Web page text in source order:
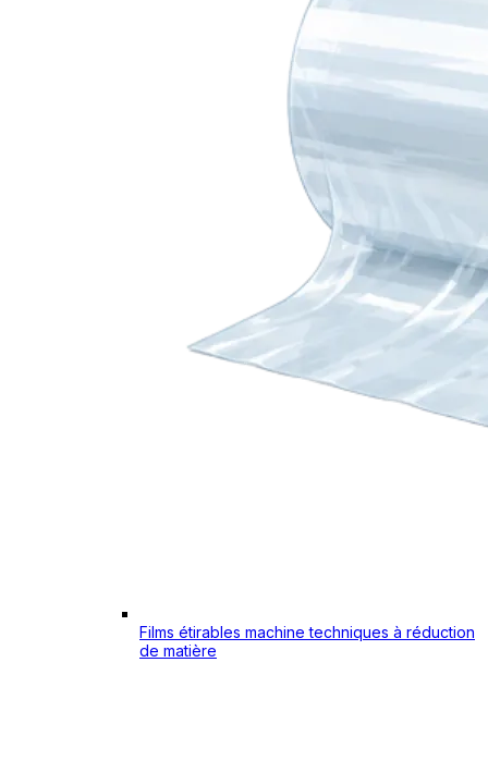
Films étirables machine techniques à réduction
de matière